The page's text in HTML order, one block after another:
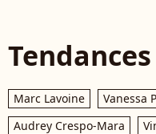
Tendances
Marc Lavoine Vanessa
Audrey Crespo-Mara